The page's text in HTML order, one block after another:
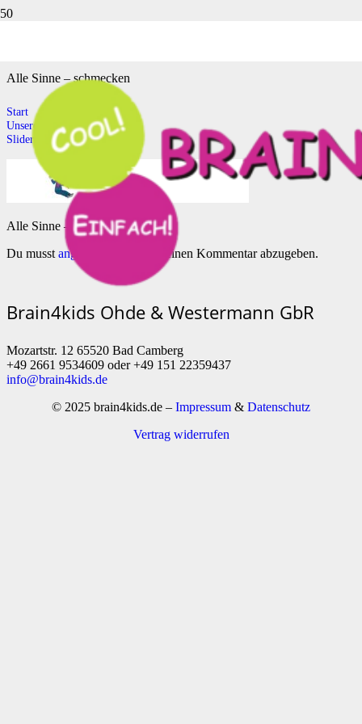
Alle Sinne – schmecken
Start
Unsere Sinne
Slider Sinne schmecken
Alle Sinne – schmecken
Du musst angemeldet sein, um einen Kommentar abzugeben.
Brain4kids Ohde & Westermann GbR
Mozartstr. 12 65520 Bad Camberg
+49 2661 9534609 oder +49 151 22359437
info@brain4kids.de
© 2025 brain4kids.de – Impressum & Datenschutz
Vertrag widerrufen